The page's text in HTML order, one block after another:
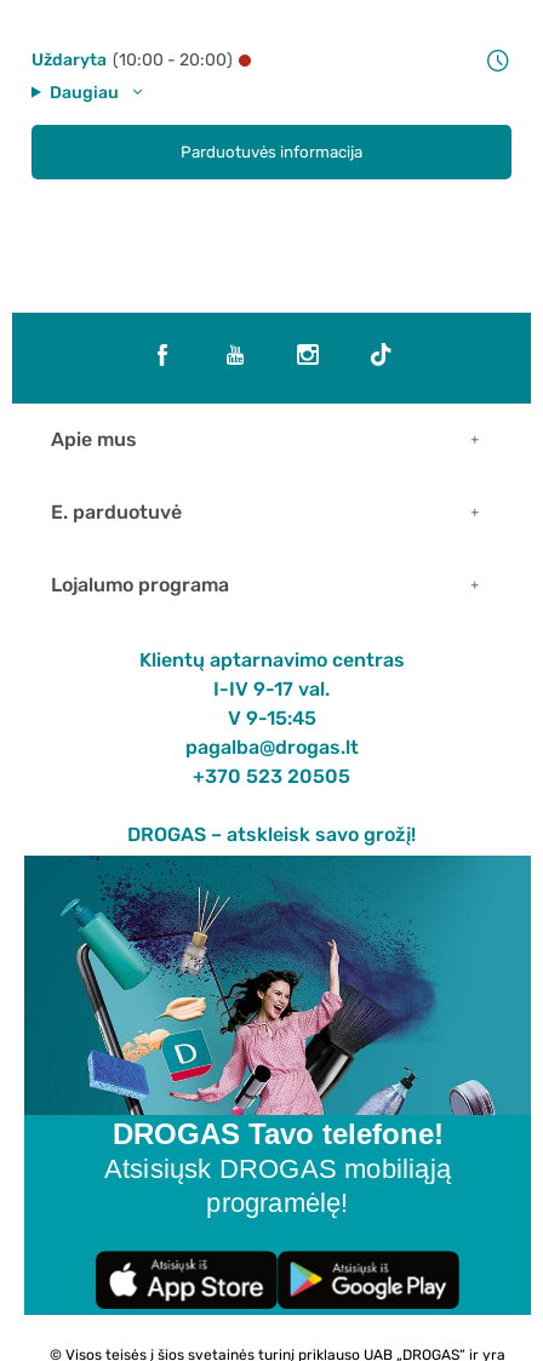
Uždaryta (10:00 - 20:00)
Daugiau
Parduotuvės informacija
Apie mus
E. parduotuvė
Lojalumo programa
Klientų aptarnavimo centras
I-IV 9-17 val.
V 9-15:45
pagalba@drogas.lt
+370 523 20505
DROGAS – atskleisk savo grožį!
DROGAS Tavo telefone!
Atsisiųsk DROGAS mobiliąją
programėlę!
© Visos teisės į šios svetainės turinį priklauso UAB „DROGAS“ ir yra